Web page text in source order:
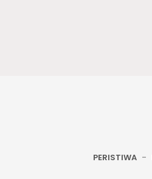
PERISTIWA